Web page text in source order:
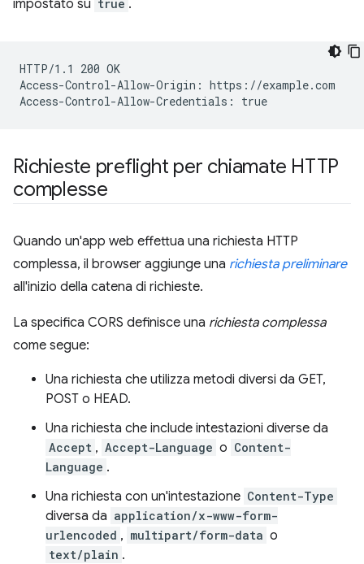
impostato su true .
HTTP/1.1 200 OK
Access-Control-Allow-Origin: https://example.com
Richieste preflight per chiamate HTTP
complesse
Quando un'app web effettua una richiesta HTTP
complessa, il browser aggiunge una richiesta preliminare
all'inizio della catena di richieste.
La specifica CORS definisce una richiesta complessa
come segue:
Una richiesta che utilizza metodi diversi da GET,
POST o HEAD.
Una richiesta che include intestazioni diverse da
Accept , Accept-Language o Content-
Language .
Una richiesta con un'intestazione Content-Type
diversa da application/x-www-form-
urlencoded , multipart/form-data o
text/plain .